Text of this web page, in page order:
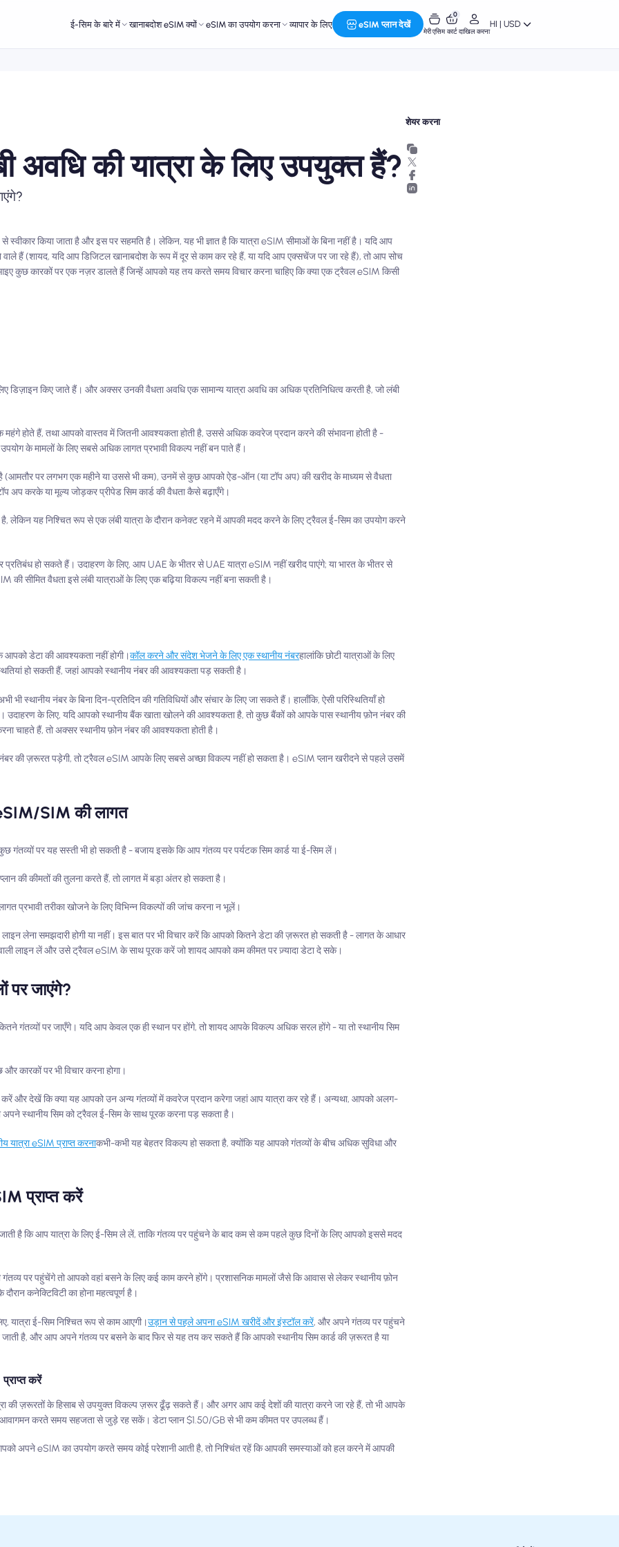
ई-सिम के बारे में खानाबदोश eSIM क्यों eSIM का उपयोग करना व्यापार के लिए eSIM प्लान देखें
मेरी एसिम
0
कार्ट दाखिल करना
HI | USD
अवधि की यात्रा के लिए उपयुक्त हैं?
स्वीकार किया जाता है और इस पर सहमति है। लेकिन, यह भी ज्ञात है कि यात्रा eSIM सीमाओं के बिना नहीं है। यदि आप
वाले हैं (शायद, यदि आप डिजिटल खानाबदोश के रूप में दूर से काम कर रहे हैं, या यदि आप एक्सचेंज पर जा रहे हैं), तो आप सोच
आइए कुछ कारकों पर एक नज़र डालते हैं जिन्हें आपको यह तय करते समय विचार करना चाहिए कि क्या एक ट्रैवल eSIM किसी
डिज़ाइन किए जाते हैं। और अक्सर उनकी वैधता अवधि एक सामान्य यात्रा अवधि का अधिक प्रतिनिधित्व करती है, जो लंबी
महंगे होते हैं, तथा आपको वास्तव में जितनी आवश्यकता होती है, उससे अधिक कवरेज प्रदान करने की संभावना होती है -
उपयोग के मामलों के लिए सबसे अधिक लागत प्रभावी विकल्प नहीं बन पाते हैं।
(आमतौर पर लगभग एक महीने या उससे भी कम), उनमें से कुछ आपको ऐड-ऑन (या टॉप अप) की खरीद के माध्यम से वैधता
अप करके या मूल्य जोड़कर प्रीपेड सिम कार्ड की वैधता कैसे बढ़ाएँगे।
है, लेकिन यह निश्चित रूप से एक लंबी यात्रा के दौरान कनेक्ट रहने में आपकी मदद करने के लिए ट्रैवल ई-सिम का उपयोग करने
हो सकते हैं। उदाहरण के लिए, आप UAE के भीतर से UAE यात्रा eSIM नहीं खरीद पाएंगे; या भारत के भीतर से
की सीमित वैधता इसे लंबी यात्राओं के लिए एक बढ़िया विकल्प नहीं बना सकती है।
डेटा की आवश्यकता नहीं होगी।कॉल करने और संदेश भेजने के लिए एक स्थानीय नंबरहालांकि छोटी यात्राओं के लिए
हो सकती हैं, जहां आपको स्थानीय नंबर की आवश्यकता पड़ सकती है।
स्थानीय नंबर के बिना दिन-प्रतिदिन की गतिविधियों और संचार के लिए जा सकते हैं। हालाँकि, ऐसी परिस्थितियाँ हो
के लिए, यदि आपको स्थानीय बैंक खाता खोलने की आवश्यकता है, तो कुछ बैंकों को आपके पास स्थानीय फ़ोन नंबर की
चाहते हैं, तो अक्सर स्थानीय फ़ोन नंबर की आवश्यकता होती है।
की ज़रूरत पड़ेगी, तो ट्रैवल eSIM आपके लिए सबसे अच्छा विकल्प नहीं हो सकता है। eSIM प्लान खरीदने से पहले उसमें
SIM की लागत
गंतव्यों पर यह सस्ती भी हो सकती है - बजाय इसके कि आप गंतव्य पर पर्यटक सिम कार्ड या ई-सिम लें।
की कीमतों की तुलना करते हैं, तो लागत में बड़ा अंतर हो सकता है।
प्रभावी तरीका खोजने के लिए विभिन्न विकल्पों की जांच करना न भूलें।
लेना समझदारी होगी या नहीं। इस बात पर भी विचार करें कि आपको कितने डेटा की ज़रूरत हो सकती है - लागत के आधार
लाइन लें और उसे ट्रैवल eSIM के साथ पूरक करें जो शायद आपको कम कीमत पर ज़्यादा डेटा दे सके।
जाएंगे?
गंतव्यों पर जाएँगे। यदि आप केवल एक ही स्थान पर होंगे, तो शायद आपके विकल्प अधिक सरल होंगे - या तो स्थानीय सिम
कारकों पर भी विचार करना होगा।
करें और देखें कि क्या यह आपको उन अन्य गंतव्यों में कवरेज प्रदान करेगा जहां आप यात्रा कर रहे हैं। अन्यथा, आपको अलग-
स्थानीय सिम को ट्रैवल ई-सिम के साथ पूरक करना पड़ सकता है।
यात्रा eSIM प्राप्त करनाकभी-कभी यह बेहतर विकल्प हो सकता है, क्योंकि यह आपको गंतव्यों के बीच अधिक सुविधा और
प्राप्त करें
है कि आप यात्रा के लिए ई-सिम ले लें, ताकि गंतव्य पर पहुंचने के बाद कम से कम पहले कुछ दिनों के लिए आपको इससे मदद
गंतव्य पर पहुंचेंगे तो आपको वहां बसने के लिए कई काम करने होंगे। प्रशासनिक मामलों जैसे कि आवास से लेकर स्थानीय फ़ोन
कनेक्टिविटी का होना महत्वपूर्ण है।
यात्रा ई-सिम निश्चित रूप से काम आएगी।उड़ान से पहले अपना eSIM खरीदें और इंस्टॉल करें, और अपने गंतव्य पर पहुंचने
है, और आप अपने गंतव्य पर बसने के बाद फिर से यह तय कर सकते हैं कि आपको स्थानीय सिम कार्ड की ज़रूरत है या
करें
की ज़रूरतों के हिसाब से उपयुक्त विकल्प ज़रूर ढूँढ़ सकते हैं। और अगर आप कई देशों की यात्रा करने जा रहे हैं, तो भी आपके
करते समय सहजता से जुड़े रह सकें। डेटा प्लान $1.50/GB से भी कम कीमत पर उपलब्ध हैं।
अपने eSIM का उपयोग करते समय कोई परेशानी आती है, तो निश्चिंत रहें कि आपकी समस्याओं को हल करने में आपकी
शेयर करना